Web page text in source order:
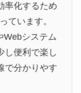
率化するため
ています。
Webシステム
し便利で楽し
で分かりやす